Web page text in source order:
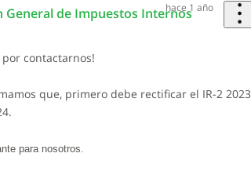
General de Impuestos Internos
hace 1 año
por contactarnos!
que, primero debe rectificar el IR-2 2023
para nosotros.